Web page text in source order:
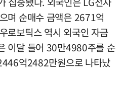
며 순매수 금액은 2671억
로보틱스 역시 외국인 자금
이달 들어 30만4980주를 순
억2482만원으로 나타났